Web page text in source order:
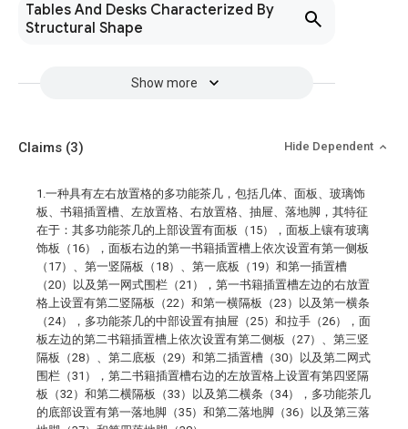
Tables And Desks Characterized By
Structural Shape
Show more
Claims (3) Hide Dependent
1.一种具有左右放置格的多功能茶几，包括几体、面板、玻璃饰
板、书籍插置槽、左放置格、右放置格、抽屉、落地脚，其特征
在于：其多功能茶几的上部设置有面板（15），面板上镶有玻璃
饰板（16），面板右边的第一书籍插置槽上依次设置有第一侧板
（17）、第一竖隔板（18）、第一底板（19）和第一插置槽
（20）以及第一网式围栏（21），第一书籍插置槽左边的右放置
格上设置有第二竖隔板（22）和第一横隔板（23）以及第一横条
（24），多功能茶几的中部设置有抽屉（25）和拉手（26），面
板左边的第二书籍插置槽上依次设置有第二侧板（27）、第三竖
隔板（28）、第二底板（29）和第二插置槽（30）以及第二网式
围栏（31），第二书籍插置槽右边的左放置格上设置有第四竖隔
板（32）和第二横隔板（33）以及第二横条（34），多功能茶几
的底部设置有第一落地脚（35）和第二落地脚（36）以及第三落